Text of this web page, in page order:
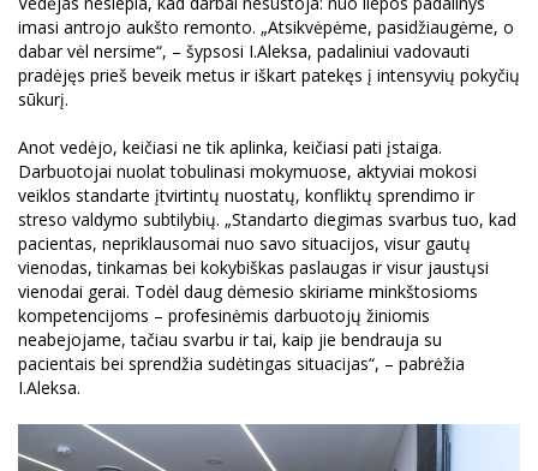
imasi antrojo aukšto remonto. „Atsikvėpėme, pasidžiaugėme, o
dabar vėl nersime“, – šypsosi I.Aleksa, padaliniui vadovauti
pradėjęs prieš beveik metus ir iškart patekęs į intensyvių pokyčių
sūkurį.
Anot vedėjo, keičiasi ne tik aplinka, keičiasi pati įstaiga.
Darbuotojai nuolat tobulinasi mokymuose, aktyviai mokosi
veiklos standarte įtvirtintų nuostatų, konfliktų sprendimo ir
streso valdymo subtilybių. „Standarto diegimas svarbus tuo, kad
pacientas, nepriklausomai nuo savo situacijos, visur gautų
vienodas, tinkamas bei kokybiškas paslaugas ir visur jaustųsi
vienodai gerai. Todėl daug dėmesio skiriame minkštosioms
kompetencijoms – profesinėmis darbuotojų žiniomis
neabejojame, tačiau svarbu ir tai, kaip jie bendrauja su
pacientais bei sprendžia sudėtingas situacijas“, – pabrėžia
I.Aleksa.